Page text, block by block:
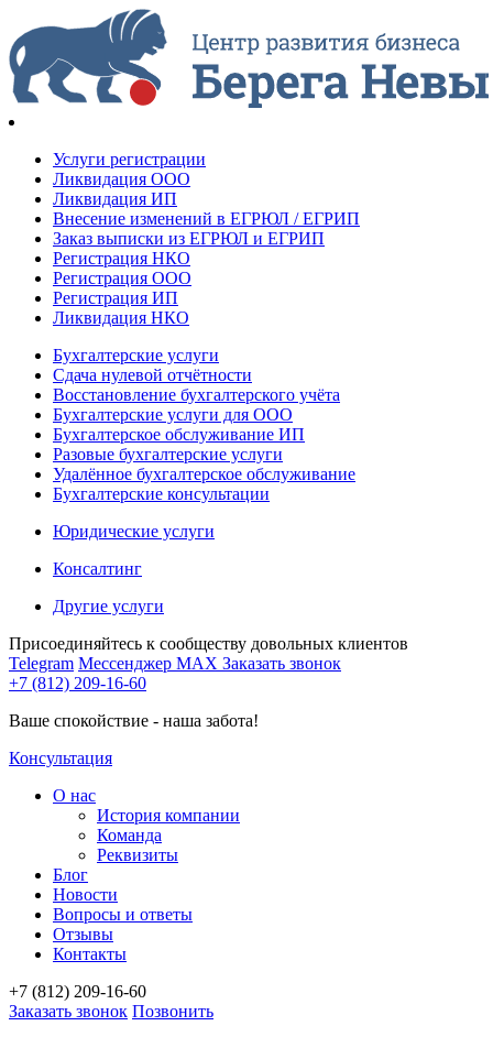
Услуги регистрации
Ликвидация ООО
Ликвидация ИП
Внесение изменений в ЕГРЮЛ / ЕГРИП
Заказ выписки из ЕГРЮЛ и ЕГРИП
Регистрация НКО
Регистрация ООО
Регистрация ИП
Ликвидация НКО
Бухгалтерские услуги
Сдача нулевой отчётности
Восстановление бухгалтерского учёта
Бухгалтерские услуги для ООО
Бухгалтерское обслуживание ИП
Разовые бухгалтерские услуги
Удалённое бухгалтерское обслуживание
Бухгалтерские консультации
Юридические услуги
Консалтинг
Другие услуги
Присоединяйтесь к сообществу довольных клиентов
Telegram Мессенджер MAX Заказать звонок
+7 (812) 209-16-60
Ваше спокойствие - наша забота!
Консультация
О нас
История компании
Команда
Реквизиты
Блог
Новости
Вопросы и ответы
Отзывы
Контакты
+7 (812) 209-16-60
Заказать звонок Позвонить